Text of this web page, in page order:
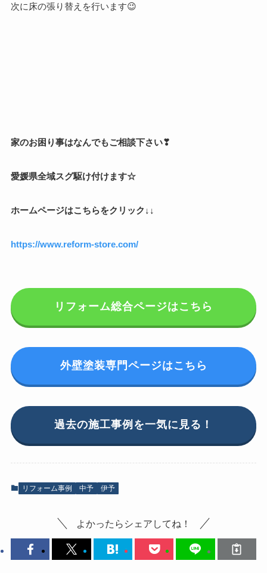
次に床の張り替えを行います😉
家のお困り事はなんでもご相談下さい❣
愛媛県全域スグ駆け付けます☆
ホームページはこちらをクリック↓↓
https://www.reform-store.com/
リフォーム総合ページはこちら
外壁塗装専門ページはこちら
過去の施工事例を一気に見る！
リフォーム事例 中予 伊予
よかったらシェアしてね！